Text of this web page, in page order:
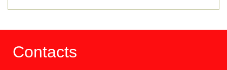
Contacts